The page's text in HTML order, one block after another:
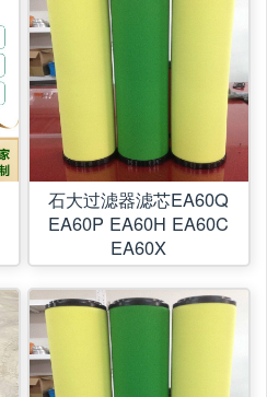
石大过滤器滤芯EA60Q
EA60P EA60H EA60C
EA60X